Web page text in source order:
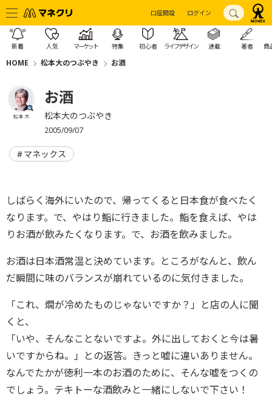
口座開設 ログイン
新着 人気 マーケット 特集 初心者 ライフデザイン 連載 著者 商
HOME 松本大のつぶやき お酒
松本 大
お酒
松本大のつぶやき
2005/09/07
マネックス
しばらく海外にいたので、帰ってくると日本食が食べたく
なります。で、やはり鮨に行きました。鮨を食えば、やは
りお酒が飲みたくなります。で、お酒を飲みました。
お酒は日本酒常温と決めています。ところがなんと、飲ん
だ瞬間に味のバランスが崩れているのに気付きました。
「これ、燗が冷めたものじゃないですか？」と店の人に聞
くと、
「いや、そんなことないですよ。外に出しておくと今は暑
いですからね。」との返答。きっと嘘に違いありません。
なんでたかが徳利一本のお酒のために、そんな嘘をつくの
でしょう。テキトーな酒飲みと一緒にしないで下さい！